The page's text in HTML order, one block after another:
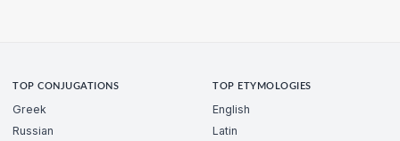
TOP CONJUGATIONS
Greek
Russian
TOP ETYMOLOGIES
English
Latin